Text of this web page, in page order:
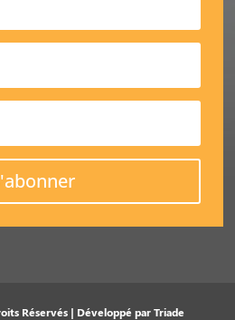
Réservés | Développé parTriade